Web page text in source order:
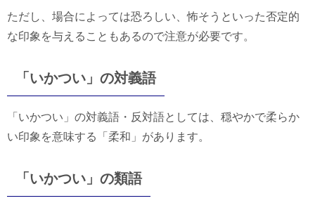
ただし、場合によっては恐ろしい、怖そうといった否定的
な印象を与えることもあるので注意が必要です。
「いかつい」の対義語
「いかつい」の対義語・反対語としては、穏やかで柔らか
い印象を意味する「柔和」があります。
「いかつい」の類語